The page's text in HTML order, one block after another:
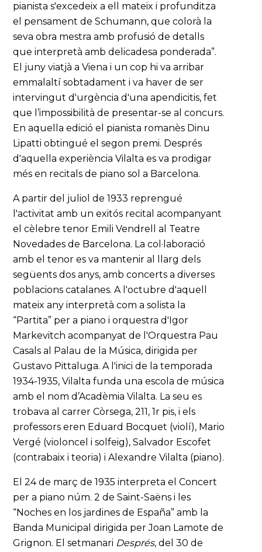
pianista s'excedeix a ell mateix i profunditza
el pensament de Schumann, que colorà la
seva obra mestra amb profusió de detalls
que interpretà amb delicadesa ponderada”.
El juny viatjà a Viena i un cop hi va arribar
emmalaltí sobtadament i va haver de ser
intervingut d'urgència d'una apendicitis, fet
que l’impossibilità de presentar-se al concurs.
En aquella edició el pianista romanès Dinu
Lipatti obtingué el segon premi. Després
d'aquella experiència Vilalta es va prodigar
més en recitals de piano sol a Barcelona.
A partir del juliol de 1933 reprengué
l'activitat amb un exitós recital acompanyant
el cèlebre tenor Emili Vendrell al Teatre
Novedades de Barcelona. La col·laboració
amb el tenor es va mantenir al llarg dels
següents dos anys, amb concerts a diverses
poblacions catalanes. A l'octubre d'aquell
mateix any interpretà com a solista la
“Partita” per a piano i orquestra d'Igor
Markevitch acompanyat de l'Orquestra Pau
Casals al Palau de la Música, dirigida per
Gustavo Pittaluga. A l'inici de la temporada
1934-1935, Vilalta funda una escola de música
amb el nom d’Acadèmia Vilalta. La seu es
trobava al carrer Còrsega, 211, 1r pis, i els
professors eren Eduard Bocquet (violí), Mario
Vergé (violoncel i solfeig), Salvador Escofet
(contrabaix i teoria) i Alexandre Vilalta (piano).
El 24 de març de 1935 interpreta el Concert
per a piano núm. 2 de Saint-Saëns i les
“Noches en los jardines de España” amb la
Banda Municipal dirigida per Joan Lamote de
Grignon. El setmanari Després, del 30 de